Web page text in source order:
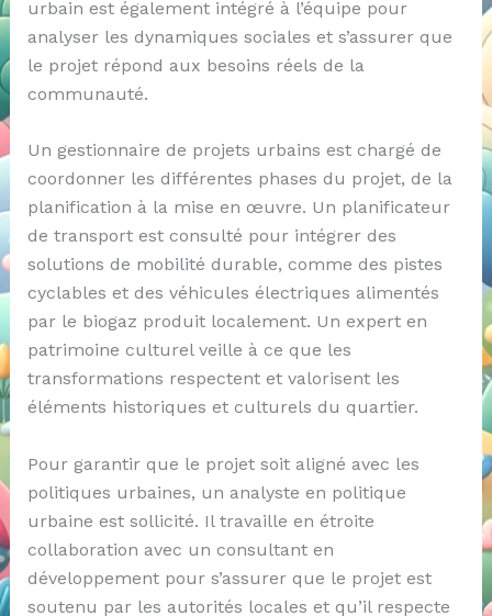
urbain est également intégré à l’équipe pour
analyser les dynamiques sociales et s’assurer que
le projet répond aux besoins réels de la
communauté.
Un gestionnaire de projets urbains est chargé de
coordonner les différentes phases du projet, de la
planification à la mise en œuvre. Un planificateur
de transport est consulté pour intégrer des
solutions de mobilité durable, comme des pistes
cyclables et des véhicules électriques alimentés
par le biogaz produit localement. Un expert en
patrimoine culturel veille à ce que les
transformations respectent et valorisent les
éléments historiques et culturels du quartier.
Pour garantir que le projet soit aligné avec les
politiques urbaines, un analyste en politique
urbaine est sollicité. Il travaille en étroite
collaboration avec un consultant en
développement pour s’assurer que le projet est
soutenu par les autorités locales et qu’il respecte